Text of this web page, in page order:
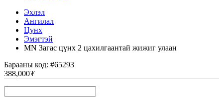
Эхлэл
Ангилал
Цүнх
Эмэгтэй
MN Загас цүнх 2 цахилгаантай жижиг улаан
Барааны код: #65293
388,000₮